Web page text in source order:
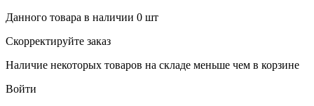
Данного товара в наличии 0 шт
Скорректируйте заказ
Наличие некоторых товаров на складе меньше чем в корзине
Войти